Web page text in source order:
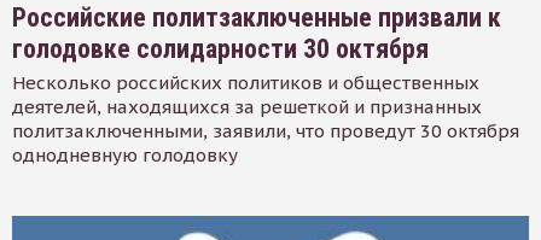
Российские политзаключенные призвали к
голодовке солидарности 30 октября
Несколько российских политиков и общественных
деятелей, находящихся за решеткой и признанных
политзаключенными, заявили, что проведут 30 октября
однодневную голодовку